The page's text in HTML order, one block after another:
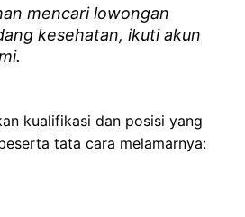
mencari lowongan
kesehatan, ikuti akun
kualifikasi dan posisi yang
tata cara melamarnya: